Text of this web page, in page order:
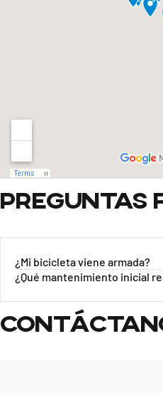
Preguntas
¿Mi bicicleta viene armada?
¿Qué mantenimiento inicial